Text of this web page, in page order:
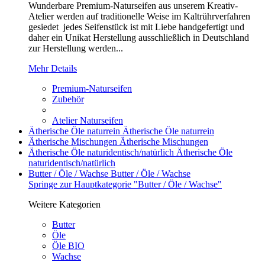
Wunderbare Premium-Naturseifen aus unserem Kreativ-
Atelier werden auf traditionelle Weise im Kaltrührverfahren
gesiedet jedes Seifenstück ist mit Liebe handgefertigt und
daher ein Unikat Herstellung ausschließlich in Deutschland
zur Herstellung werden...
Mehr Details
Premium-Naturseifen
Zubehör
Atelier Naturseifen
Ätherische Öle naturrein Ätherische Öle naturrein
Ätherische Mischungen Ätherische Mischungen
Ätherische Öle naturidentisch/natürlich Ätherische Öle
naturidentisch/natürlich
Butter / Öle / Wachse Butter / Öle / Wachse
Springe zur Hauptkategorie "Butter / Öle / Wachse"
Weitere Kategorien
Butter
Öle
Öle BIO
Wachse